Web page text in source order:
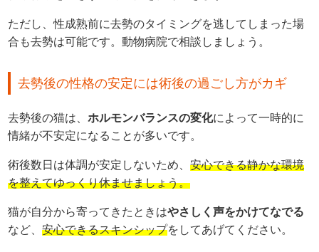
ただし、性成熟前に去勢のタイミングを逃してしまった場
合も去勢は可能です。動物病院で相談しましょう。
去勢後の性格の安定には術後の過ごし方がカギ
去勢後の猫は、ホルモンバランスの変化によって一時的に
情緒が不安定になることが多いです。
術後数日は体調が安定しないため、安心できる静かな環境
を整えてゆっくり休ませましょう。
猫が自分から寄ってきたときはやさしく声をかけてなでる
など、安心できるスキンシップをしてあげてください。